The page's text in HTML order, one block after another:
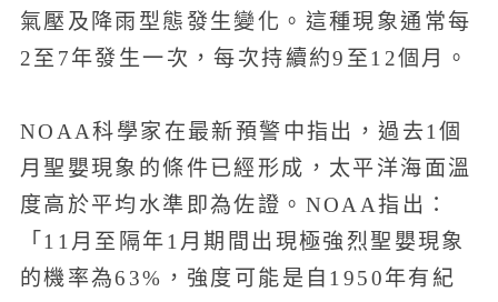
氣壓及降雨型態發生變化。這種現象通常每
2至7年發生一次，每次持續約9至12個月。
NOAA科學家在最新預警中指出，過去1個
月聖嬰現象的條件已經形成，太平洋海面溫
度高於平均水準即為佐證。NOAA指出：
「11月至隔年1月期間出現極強烈聖嬰現象
的機率為63%，強度可能是自1950年有紀